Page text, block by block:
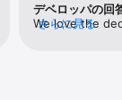
可能になり次
デベロッパの回
We love the
さらに見る